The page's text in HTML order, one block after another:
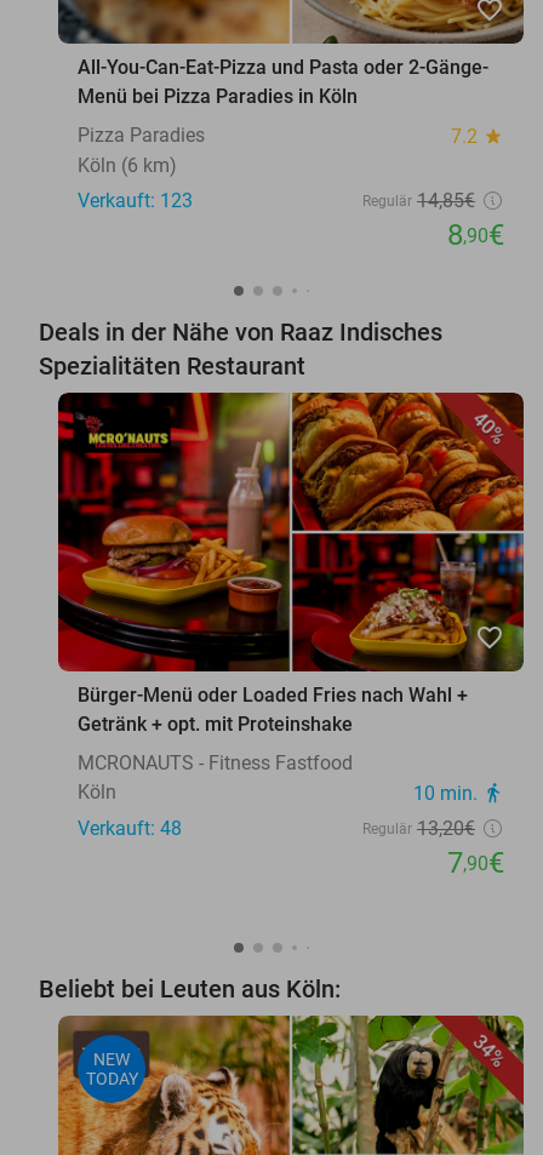
favorite_border
All-You-Can-Eat-Pizza und Pasta oder 2-Gänge-
Menü bei Pizza Paradies in Köln
Pizza Paradies
7.2 star
Köln (6 km)
Verkauft: 123
Regulär 14,85€
8,90€
Deals in der Nähe von Raaz Indisches
Spezialitäten Restaurant
40%
favorite_border
Bürger-Menü oder Loaded Fries nach Wahl +
Getränk + opt. mit Proteinshake
MCRONAUTS - Fitness Fastfood
Köln
10 min. directions_walk
Verkauft: 48 Regulär 13,20€
7,90€
Beliebt bei Leuten aus Köln:
34%
NEW
TODAY